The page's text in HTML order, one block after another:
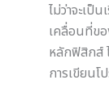
ไม่ว่าจะเป็
เคลื่อนที่ข
หลักฟิสิกส์
การเขียนโ